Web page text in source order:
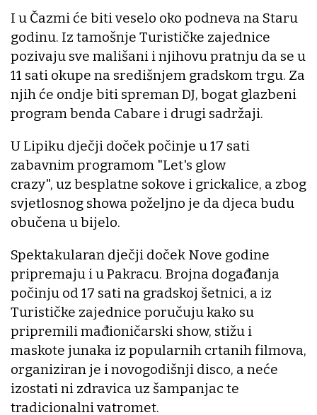
I u Čazmi će biti veselo oko podneva na Staru
godinu. Iz tamošnje Turističke zajednice
pozivaju sve mališani i njihovu pratnju da se u
11 sati okupe na središnjem gradskom trgu. Za
njih će ondje biti spreman DJ, bogat glazbeni
program benda Cabare i drugi sadržaji.
U Lipiku dječji doček počinje u 17 sati
zabavnim programom "Let's glow
crazy", uz besplatne sokove i grickalice, a zbog
svjetlosnog showa poželjno je da djeca budu
obučena u bijelo.
Spektakularan dječji doček Nove godine
pripremaju i u Pakracu. Brojna događanja
počinju od 17 sati na gradskoj šetnici, a iz
Turističke zajednice poručuju kako su
pripremili mađioničarski show, stižu i
maskote junaka iz popularnih crtanih filmova,
organiziran je i novogodišnji disco, a neće
izostati ni zdravica uz šampanjac te
tradicionalni vatromet.